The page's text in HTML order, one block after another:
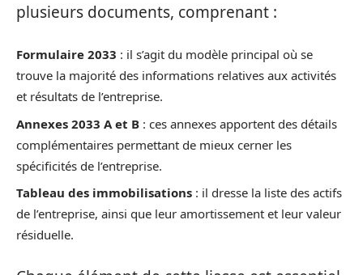
plusieurs documents, comprenant :
Formulaire 2033 : il s’agit du modèle principal où se
trouve la majorité des informations relatives aux activités
et résultats de l’entreprise.
Annexes 2033 A et B : ces annexes apportent des détails
complémentaires permettant de mieux cerner les
spécificités de l’entreprise.
Tableau des immobilisations : il dresse la liste des actifs
de l’entreprise, ainsi que leur amortissement et leur valeur
résiduelle.